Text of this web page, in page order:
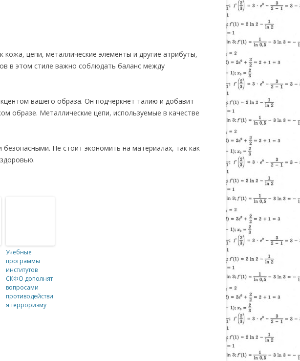
цепи, металлические элементы и другие атрибуты,
в этом стиле важно соблюдать баланс между
вашего образа. Он подчеркнет талию и добавит
образе. Металлические цепи, используемые в качестве
Не стоит экономить на материалах, так как
Учебные
программы
институтов
СКФО дополнят
вопросами
противодействи
я терроризму